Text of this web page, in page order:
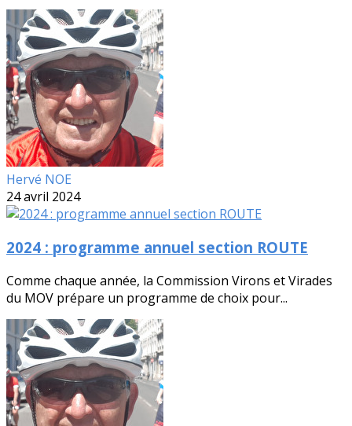
Hervé NOE
24 avril 2024
2024 : programme annuel section ROUTE
Comme chaque année, la Commission Virons et Virades
du MOV prépare un programme de choix pour...